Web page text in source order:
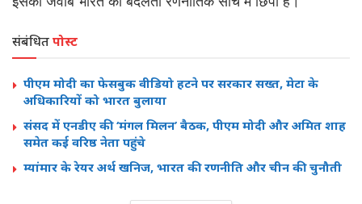
संबंधितपोस्ट
पीएम मोदी का फेसबुक वीडियो हटने पर सरकार सख्त, मेटा के
अधिकारियों को भारत बुलाया
संसद में एनडीए की ‘मंगल मिलन’ बैठक, पीएम मोदी और अमित शाह
समेत कई वरिष्ठ नेता पहुंचे
म्यांमार के रेयर अर्थ खनिज, भारत की रणनीति और चीन की चुनौती